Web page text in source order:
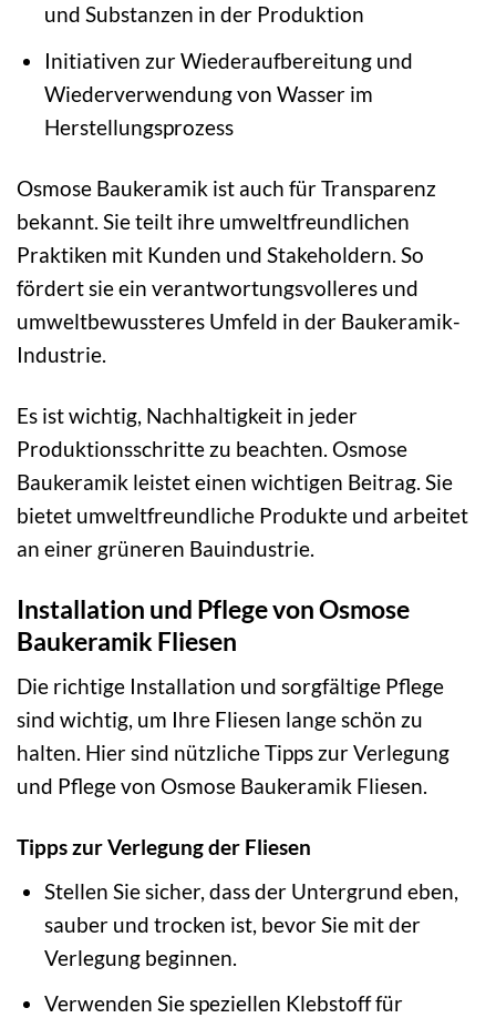
und Substanzen in der Produktion
Initiativen zur Wiederaufbereitung und
Wiederverwendung von Wasser im
Herstellungsprozess
Osmose Baukeramik ist auch für Transparenz
bekannt. Sie teilt ihre umweltfreundlichen
Praktiken mit Kunden und Stakeholdern. So
fördert sie ein verantwortungsvolleres und
umweltbewussteres Umfeld in der Baukeramik-
Industrie.
Es ist wichtig, Nachhaltigkeit in jeder
Produktionsschritte zu beachten. Osmose
Baukeramik leistet einen wichtigen Beitrag. Sie
bietet umweltfreundliche Produkte und arbeitet
an einer grüneren Bauindustrie.
Installation und Pflege von Osmose
Baukeramik Fliesen
Die richtige Installation und sorgfältige Pflege
sind wichtig, um Ihre Fliesen lange schön zu
halten. Hier sind nützliche Tipps zur Verlegung
und Pflege von Osmose Baukeramik Fliesen.
Tipps zur Verlegung der Fliesen
Stellen Sie sicher, dass der Untergrund eben,
sauber und trocken ist, bevor Sie mit der
Verlegung beginnen.
Verwenden Sie speziellen Klebstoff für